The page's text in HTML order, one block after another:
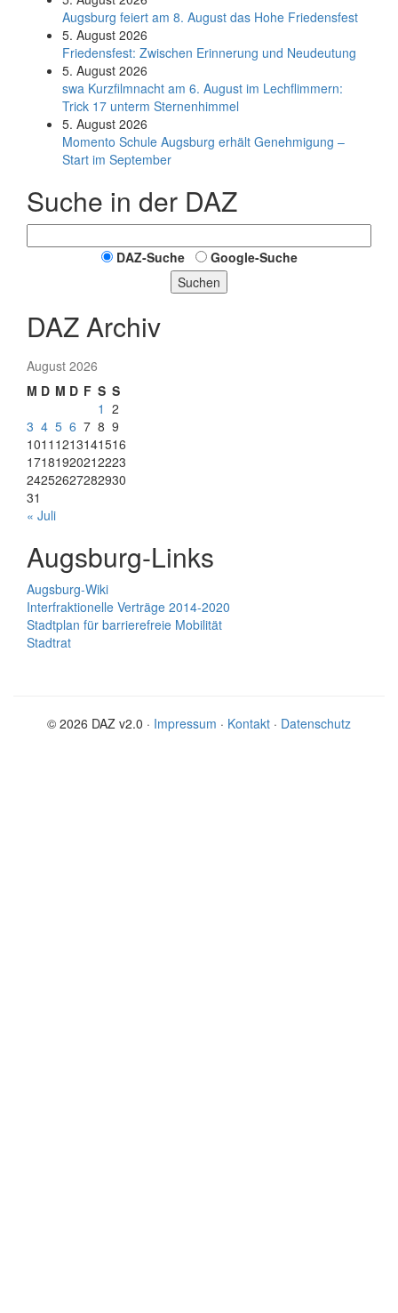
Augsburg feiert am 8. August das Hohe Friedensfest
5. August 2026
Friedensfest: Zwischen Erinnerung und Neudeutung
5. August 2026
swa Kurz­film­nacht am 6. August im Lech­flim­mern:
Trick 17 unterm Sternen­himmel
5. August 2026
Momento Schule Augsburg erhält Genehmigung –
Start im September
Suche in der DAZ
DAZ-Suche
Google-Suche
Suchen
DAZ Archiv
August 2026
M D M D F S S
1 2
3 4 5 6 7 8 9
1011 1213141516
17181920212223
24252627282930
31
« Juli
Augsburg-Links
Augsburg-Wiki
Interfraktionelle Verträge 2014-2020
Stadtplan für barrierefreie Mobilität
Stadtrat
© 2026 DAZ v2.0 · Impressum · Kontakt · Datenschutz